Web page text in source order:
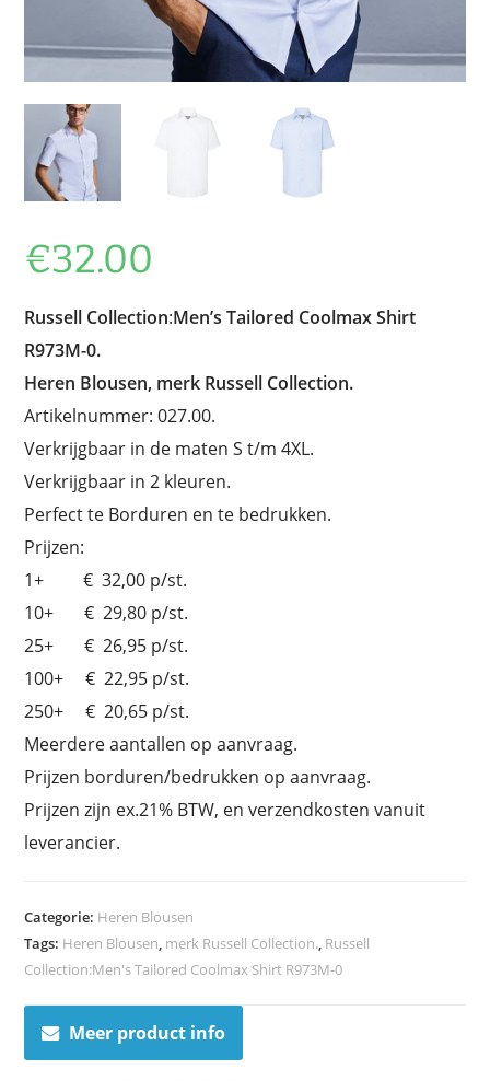
€32.00
Russell Collection:Men’s Tailored Coolmax Shirt
R973M-0.
Heren Blousen, merk Russell Collection.
Artikelnummer: 027.00.
Verkrijgbaar in de maten S t/m 4XL.
Verkrijgbaar in 2 kleuren.
Perfect te Borduren en te bedrukken.
Prijzen:
1+ € 32,00 p/st.
10+ € 29,80 p/st.
25+ € 26,95 p/st.
100+ € 22,95 p/st.
250+ € 20,65 p/st.
Meerdere aantallen op aanvraag.
Prijzen borduren/bedrukken op aanvraag.
Prijzen zijn ex.21% BTW, en verzendkosten vanuit
leverancier.
Categorie: Heren Blousen
Tags: Heren Blousen, merk Russell Collection., Russell
Collection:Men's Tailored Coolmax Shirt R973M-0
Meer product info